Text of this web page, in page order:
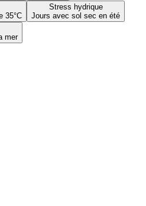
35°C
Stress hydrique
Jours avec sol sec en été
mer